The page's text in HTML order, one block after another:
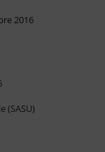
2016
(SASU)